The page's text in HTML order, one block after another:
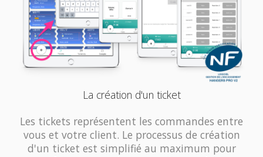
La création d'un ticket
Les tickets représentent les commandes entre
vous et votre client. Le processus de création
d'un ticket est simplifié au maximum pour